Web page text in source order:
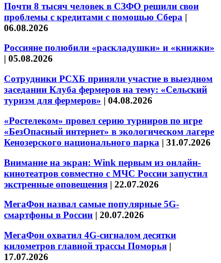
Почти 8 тысяч человек в СЗФО решили свои
проблемы с кредитами с помощью Сбера |
06.08.2026
Россияне полюбили «раскладушки» и «книжки»
| 05.08.2026
Сотрудники РСХБ приняли участие в выездном
заседании Клуба фермеров на тему: «Сельский
туризм для фермеров» | 04.08.2026
«Ростелеком» провел серию турниров по игре
«БезОпасный интернет» в экологическом лагере
Кенозерского национального парка | 31.07.2026
Внимание на экран: Wink первым из онлайн-
кинотеатров совместно с МЧС России запустил
экстренные оповещения | 22.07.2026
МегаФон назвал самые популярные 5G-
смартфоны в России | 20.07.2026
МегаФон охватил 4G-сигналом десятки
километров главной трассы Поморья |
17.07.2026